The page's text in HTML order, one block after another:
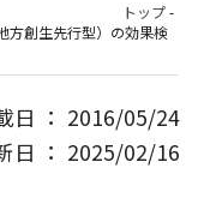
トップ-
方創生先行型）の効果検
： 2016/05/24
日 ： 2025/02/16